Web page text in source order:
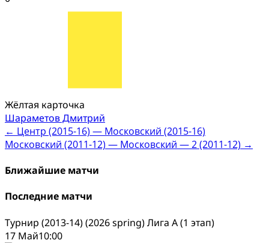
Жёлтая карточка
Шараметов Дмитрий
Post
navigation
← Центр (2015-16) — Московский (2015-16)
Московский (2011-12) — Московский — 2 (2011-12) →
Ближайшие матчи
Последние матчи
Турнир (2013-14) (2026 spring) Лига А (1 этап)
17 Май10:00